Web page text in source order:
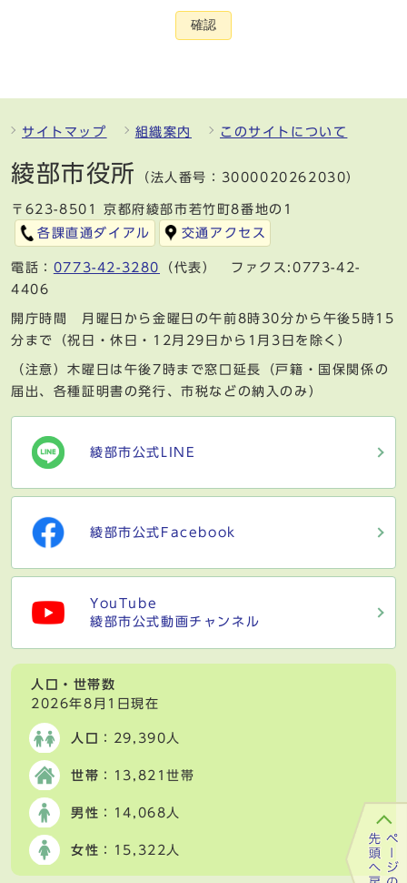
確認
サイトマップ 組織案内 このサイトについて
綾部市役所 （法人番号：3000020262030）
〒623-8501 京都府綾部市若竹町8番地の1
各課直通ダイアル
交通アクセス
電話： 0773-42-3280
（代表） ファクス:0773-42-
4406
開庁時間 月曜日から金曜日の午前8時30分から午後5時15
分まで（祝日・休日・12月29日から1月3日を除く）
（注意）木曜日は午後7時まで窓口延長（戸籍・国保関係の
届出、各種証明書の発行、市税などの納入のみ）
綾部市公式LINE
綾部市公式Facebook
YouTube
綾部市公式動画チャンネル
人口・世帯数
2026年8月1日現在
人口 ：29,390人
世帯 ：13,821世帯
男性 ：14,068人
女性 ：15,322人